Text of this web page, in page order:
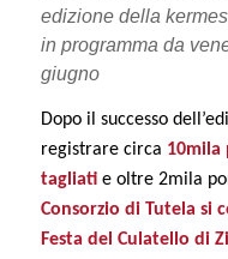
edizione della
in programma da
giugno
Dopo il successo
registrare circa 10mila
tagliatie oltre 2mila
Consorzio di Tutela si
Festa del Culatello di